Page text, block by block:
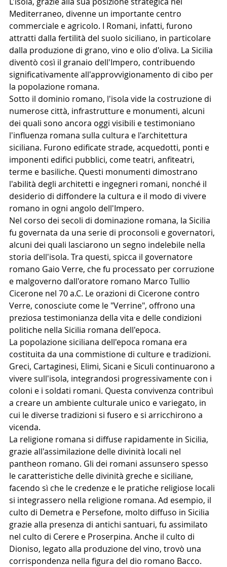
Mediterraneo, divenne un importante centro
commerciale e agricolo. I Romani, infatti, furono
attratti dalla fertilità del suolo siciliano, in particolare
dalla produzione di grano, vino e olio d'oliva. La Sicilia
diventò così il granaio dell'Impero, contribuendo
significativamente all'approvvigionamento di cibo per
la popolazione romana.
Sotto il dominio romano, l'isola vide la costruzione di
numerose città, infrastrutture e monumenti, alcuni
dei quali sono ancora oggi visibili e testimoniano
l'influenza romana sulla cultura e l'architettura
siciliana. Furono edificate strade, acquedotti, ponti e
imponenti edifici pubblici, come teatri, anfiteatri,
terme e basiliche. Questi monumenti dimostrano
l'abilità degli architetti e ingegneri romani, nonché il
desiderio di diffondere la cultura e il modo di vivere
romano in ogni angolo dell'Impero.
Nel corso dei secoli di dominazione romana, la Sicilia
fu governata da una serie di proconsoli e governatori,
alcuni dei quali lasciarono un segno indelebile nella
storia dell'isola. Tra questi, spicca il governatore
romano Gaio Verre, che fu processato per corruzione
e malgoverno dall'oratore romano Marco Tullio
Cicerone nel 70 a.C. Le orazioni di Cicerone contro
Verre, conosciute come le "Verrine", offrono una
preziosa testimonianza della vita e delle condizioni
politiche nella Sicilia romana dell'epoca.
La popolazione siciliana dell'epoca romana era
costituita da una commistione di culture e tradizioni.
Greci, Cartaginesi, Elimi, Sicani e Siculi continuarono a
vivere sull'isola, integrandosi progressivamente con i
coloni e i soldati romani. Questa convivenza contribuì
a creare un ambiente culturale unico e variegato, in
cui le diverse tradizioni si fusero e si arricchirono a
vicenda.
La religione romana si diffuse rapidamente in Sicilia,
grazie all'assimilazione delle divinità locali nel
pantheon romano. Gli dei romani assunsero spesso
le caratteristiche delle divinità greche e siciliane,
facendo sì che le credenze e le pratiche religiose locali
si integrassero nella religione romana. Ad esempio, il
culto di Demetra e Persefone, molto diffuso in Sicilia
grazie alla presenza di antichi santuari, fu assimilato
nel culto di Cerere e Proserpina. Anche il culto di
Dioniso, legato alla produzione del vino, trovò una
corrispondenza nella figura del dio romano Bacco.